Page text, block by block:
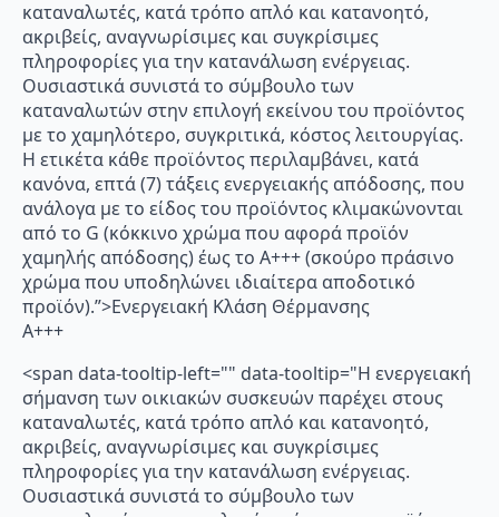
καταναλωτές, κατά τρόπο απλό και κατανοητό,
ακριβείς, αναγνωρίσιμες και συγκρίσιμες
πληροφορίες για την κατανάλωση ενέργειας.
Ουσιαστικά συνιστά το σύμβουλο των
καταναλωτών στην επιλογή εκείνου του προϊόντος
με το χαμηλότερο, συγκριτικά, κόστος λειτουργίας.
Η ετικέτα κάθε προϊόντος περιλαμβάνει, κατά
κανόνα, επτά (7) τάξεις ενεργειακής απόδοσης, που
ανάλογα με το είδος του προϊόντος κλιμακώνονται
από το G (κόκκινο χρώμα που αφορά προϊόν
χαμηλής απόδοσης) έως το Α+++ (σκούρο πράσινο
χρώμα που υποδηλώνει ιδιαίτερα αποδοτικό
προϊόν).”>Ενεργειακή Κλάση Θέρμανσης
A+++
<span data-tooltip-left="" data-tooltip="Η ενεργειακή
σήμανση των οικιακών συσκευών παρέχει στους
καταναλωτές, κατά τρόπο απλό και κατανοητό,
ακριβείς, αναγνωρίσιμες και συγκρίσιμες
πληροφορίες για την κατανάλωση ενέργειας.
Ουσιαστικά συνιστά το σύμβουλο των